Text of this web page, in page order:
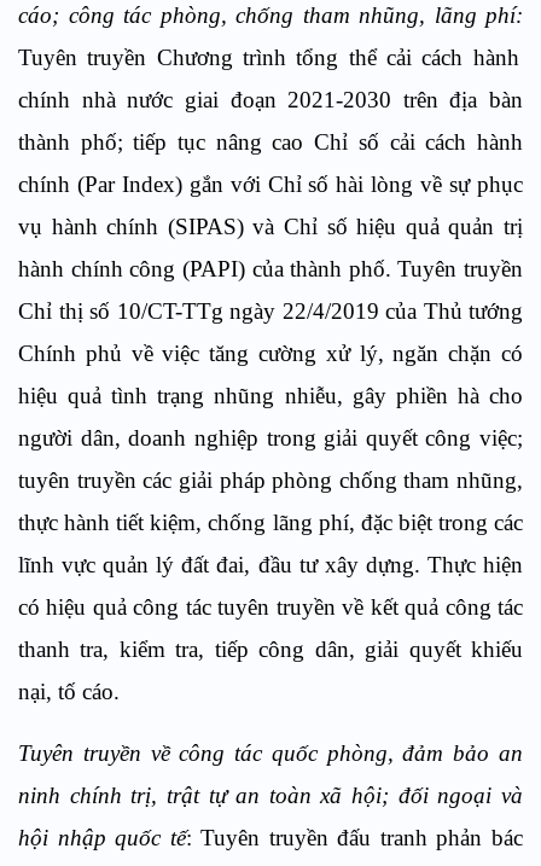
cáo; công tác phòng, chống tham nhũng, lãng phí:
Tuyên truyền Chương trình tổng thể cải cách hành
chính nhà nước giai đoạn 2021-2030 trên địa bàn
thành phố; tiếp tục nâng cao Chỉ số cải cách hành
chính (Par Index) gắn với Chỉ số hài lòng về sự phục
vụ hành chính (SIPAS) và Chỉ số hiệu quả quản trị
hành chính công (PAPI) của thành phố. Tuyên truyền
Chỉ thị số 10/CT-TTg ngày 22/4/2019 của Thủ tướng
Chính phủ về việc tăng cường xử lý, ngăn chặn có
hiệu quả tình trạng nhũng nhiễu, gây phiền hà cho
người dân, doanh nghiệp trong giải quyết công việc;
tuyên truyền các giải pháp phòng chống tham nhũng,
thực hành tiết kiệm, chống lãng phí, đặc biệt trong các
lĩnh vực quản lý đất đai, đầu tư xây dựng. Thực hiện
có hiệu quả công tác tuyên truyền về kết quả công tác
thanh tra, kiểm tra, tiếp công dân, giải quyết khiếu
nại, tố cáo.
Tuyên truyền về công tác quốc phòng, đảm bảo an
ninh chính trị, trật tự an toàn xã hội; đối ngoại và
hội nhập quốc tế: Tuyên truyền đấu tranh phản bác